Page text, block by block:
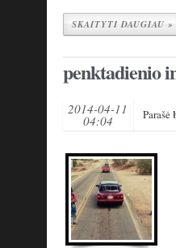
SKAITYTI DAUGIAU »
penktadienio
2014-04-11
04:04 Parašė